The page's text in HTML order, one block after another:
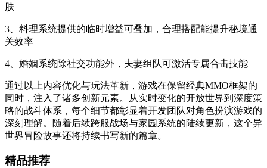
肤
3、料理系统提供的临时增益可叠加，合理搭配能提升秘境通
关效率
4、婚姻系统除社交功能外，夫妻组队可激活专属合击技能
通过以上内容优化与玩法革新，游戏在保留经典MMO框架的
同时，注入了诸多创新元素。从实时变化的开放世界到深度策
略的战斗体系，每个细节都彰显着开发团队对角色扮演游戏的
深刻理解。随着后续跨服战场与家园系统的陆续更新，这个异
世界冒险故事还将持续书写新的篇章。
精品推荐